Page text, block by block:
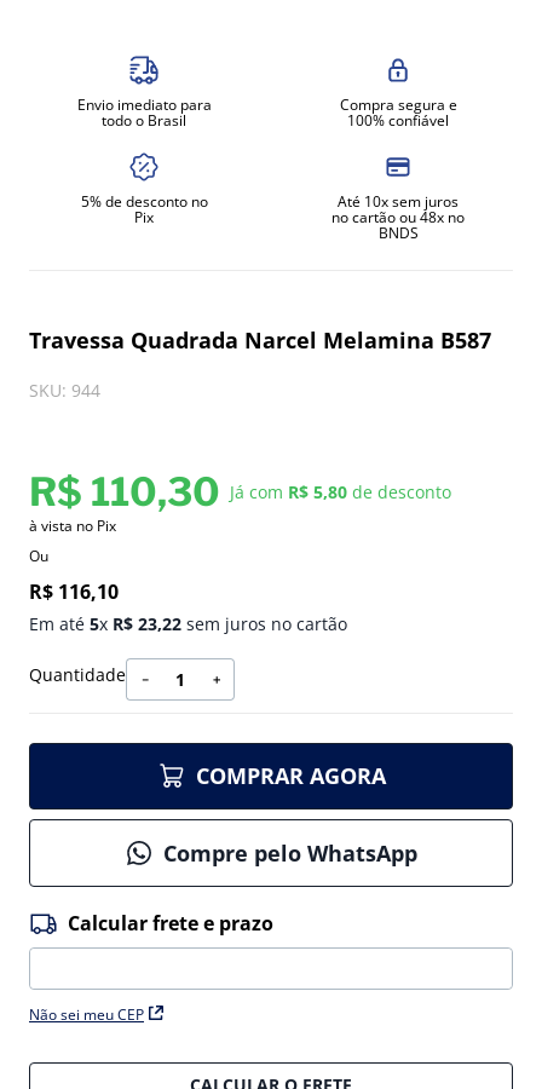
Envio imediato para
todo o Brasil
Compra segura e
100% confiável
5% de desconto no
Pix
Até 10x sem juros
no cartão ou 48x no
BNDS
Travessa Quadrada Narcel Melamina B587
SKU: 944
R$ 110,30 Já com R$ 5,80 de desconto
à vista no Pix
Ou
R$ 116,10
Em até 5x R$ 23,22 sem juros no cartão
Quantidade ＋
－
COMPRAR AGORA
Compre pelo WhatsApp
Não sei meu CEP
amassadeira
fritadeira